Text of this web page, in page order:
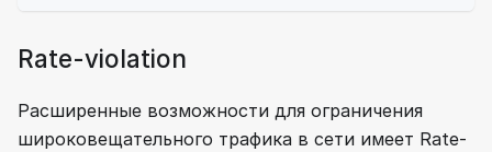
Rate-violation
Расширенные возможности для ограничения
широковещательного трафика в сети имеет Rate-